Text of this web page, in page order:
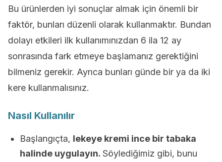
Bu ürünlerden iyi sonuçlar almak için önemli bir
faktör, bunları düzenli olarak kullanmaktır. Bundan
dolayı etkileri ilk kullanımınızdan 6 ila 12 ay
sonrasında fark etmeye başlamanız gerektiğini
bilmeniz gerekir. Ayrıca bunları günde bir ya da iki
kere kullanmalısınız.
Nasıl Kullanılır
Başlangıçta, lekeye kremi ince bir tabaka
halinde uygulayın. Söylediğimiz gibi, bunu